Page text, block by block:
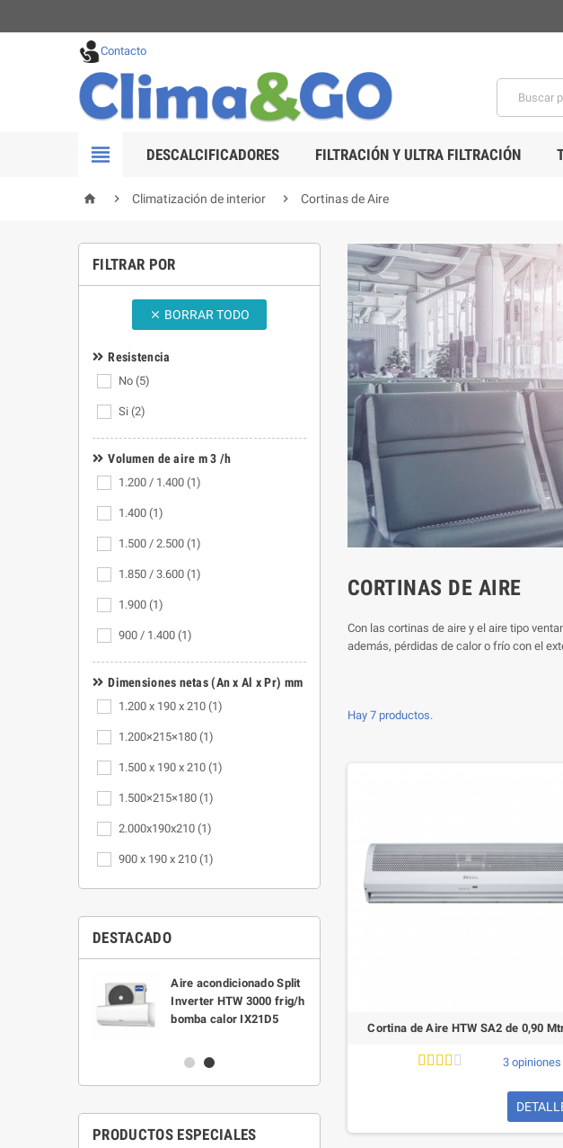
Contacto
 DESCALCIFICADORES FILTRACIÓN Y ULTRA FILTRACIÓN
  Climatización de interior  Cortinas de Aire
FILTRAR POR
 BORRAR TODO
Resistencia
No (5)
Si (2)
Volumen de aire m 3 /h
1.200 / 1.400 (1)
1.400 (1)
1.500 / 2.500 (1)
1.850 / 3.600 (1)
1.900 (1)
900 / 1.400 (1)
Dimensiones netas (An x Al x Pr) mm
1.200 x 190 x 210 (1)
1.200×215×180 (1)
1.500 x 190 x 210 (1)
1.500×215×180 (1)
2.000x190x210 (1)
900 x 190 x 210 (1)
DESTACADO
Aire acondicionado Split
Inverter HTW 3000 frig/h
bomba calor IX21D5
PRODUCTOS ESPECIALES
CORTINAS DE AIRE
Con las cortinas de aire y el aire tipo
además, pérdidas de calor o frío con el
Hay 7 productos.
Cortina de Aire HTW SA2 de 0,90
3 opiniones